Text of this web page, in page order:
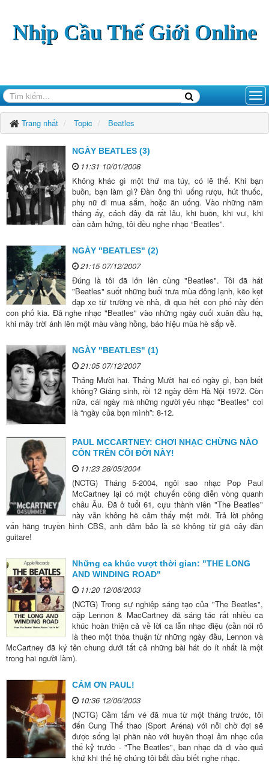
Nhịp Cầu Thế Giới Online
Trang nhất Topic Beatles
NGÀY BEATLES (3)
11:31 10/01/2008
Không khác gì một thứ ma túy, có lẽ thế. Khi bạn
buồn, bạn làm gì? Đàn ông thì uống rượu, hút thuốc,
phụ nữ đi mua sắm, hoặc ăn uống. Vào những năm
tháng ấy, cách đây đã rất lâu, khi buồn, khi vui, khi
cần cảm hứng, tôi đều nghe nhạc “Beatles”.
NGÀY "BEATLES" (2)
21:15 07/12/2007
Đúng là tôi đã lớn lên cùng "Beatles". Tôi đã hát
"Beatles" suốt những buổi trưa mùa đông lạnh, kẽo kẹt
đạp xe từ trường về nhà, đi qua hết con phố này đến
con phố kia. Đã nghe nhạc "Beatles" vào những ngày cuối xuân đầu hạ,
khi mây trời ánh lên một màu vàng hồng, báo hiệu mùa hè sắp về.
NGÀY "BEATLES" (1)
21:05 07/12/2007
Tháng Mười hai. Tháng Mười hai có ngày gì, bạn biết
không? Giáng sinh, rồi 12 ngày đêm Hà Nội 1972. Còn
nữa, cái ngày mà những người yêu nhạc "Beatles" coi
là “ngày của bọn mình”: 8-12.
PAUL MCCARTNEY: CHƠI NHẠC CHỪNG NÀO
CÒN TRÊN CÕI ĐỜI NÀY!
11:23 28/05/2004
(NCTG) Tháng 5-2004, ngôi sao nhạc Pop Paul
McCartney lại có một chuyến công diễn vòng quanh
châu Âu. Đã ở tuổi 61, cựu thành viên "The Beatles"
này vẫn không hề cảm thấy mệt mỏi. Trả lời phỏng
vấn hãng truyền hình CBS, anh đảm bảo là sẽ không từ giã cây đàn
guitare!
Những ca khúc vượt thời gian: "THE LONG
AND WINDING ROAD"
11:20 12/06/2003
(NCTG) Trong sự nghiệp sáng tạo của "The Beatles",
cặp Lennon & MacCartney đã sáng tác rất nhiều ca
khúc hoàn thiện cả về lời ca lẫn nhạc điệu (cần nói rõ
là theo một thỏa thuận từ những ngày đầu, Lennon và
McCartney đã ký tên chung dưới tất cả những bài hát do ít nhất là một
trong hai người làm).
CÁM ƠN PAUL!
10:36 12/06/2003
(NCTG) Cầm tấm vé đã mua từ một tháng trước, tôi
đến Cung Thể thao (Sport Aréna) với nỗi chờ đợi sẽ
được sống lại phần nào với huyền thoại âm nhạc của
thế kỷ trước - "The Beatles", ban nhạc đã đi vào quá
khứ khi thế hệ chúng tôi bắt đầu biết nghe nhạc.